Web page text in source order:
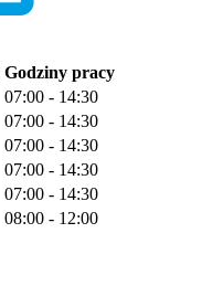
Godziny pracy
07:00 - 14:30
07:00 - 14:30
07:00 - 14:30
07:00 - 14:30
07:00 - 14:30
08:00 - 12:00